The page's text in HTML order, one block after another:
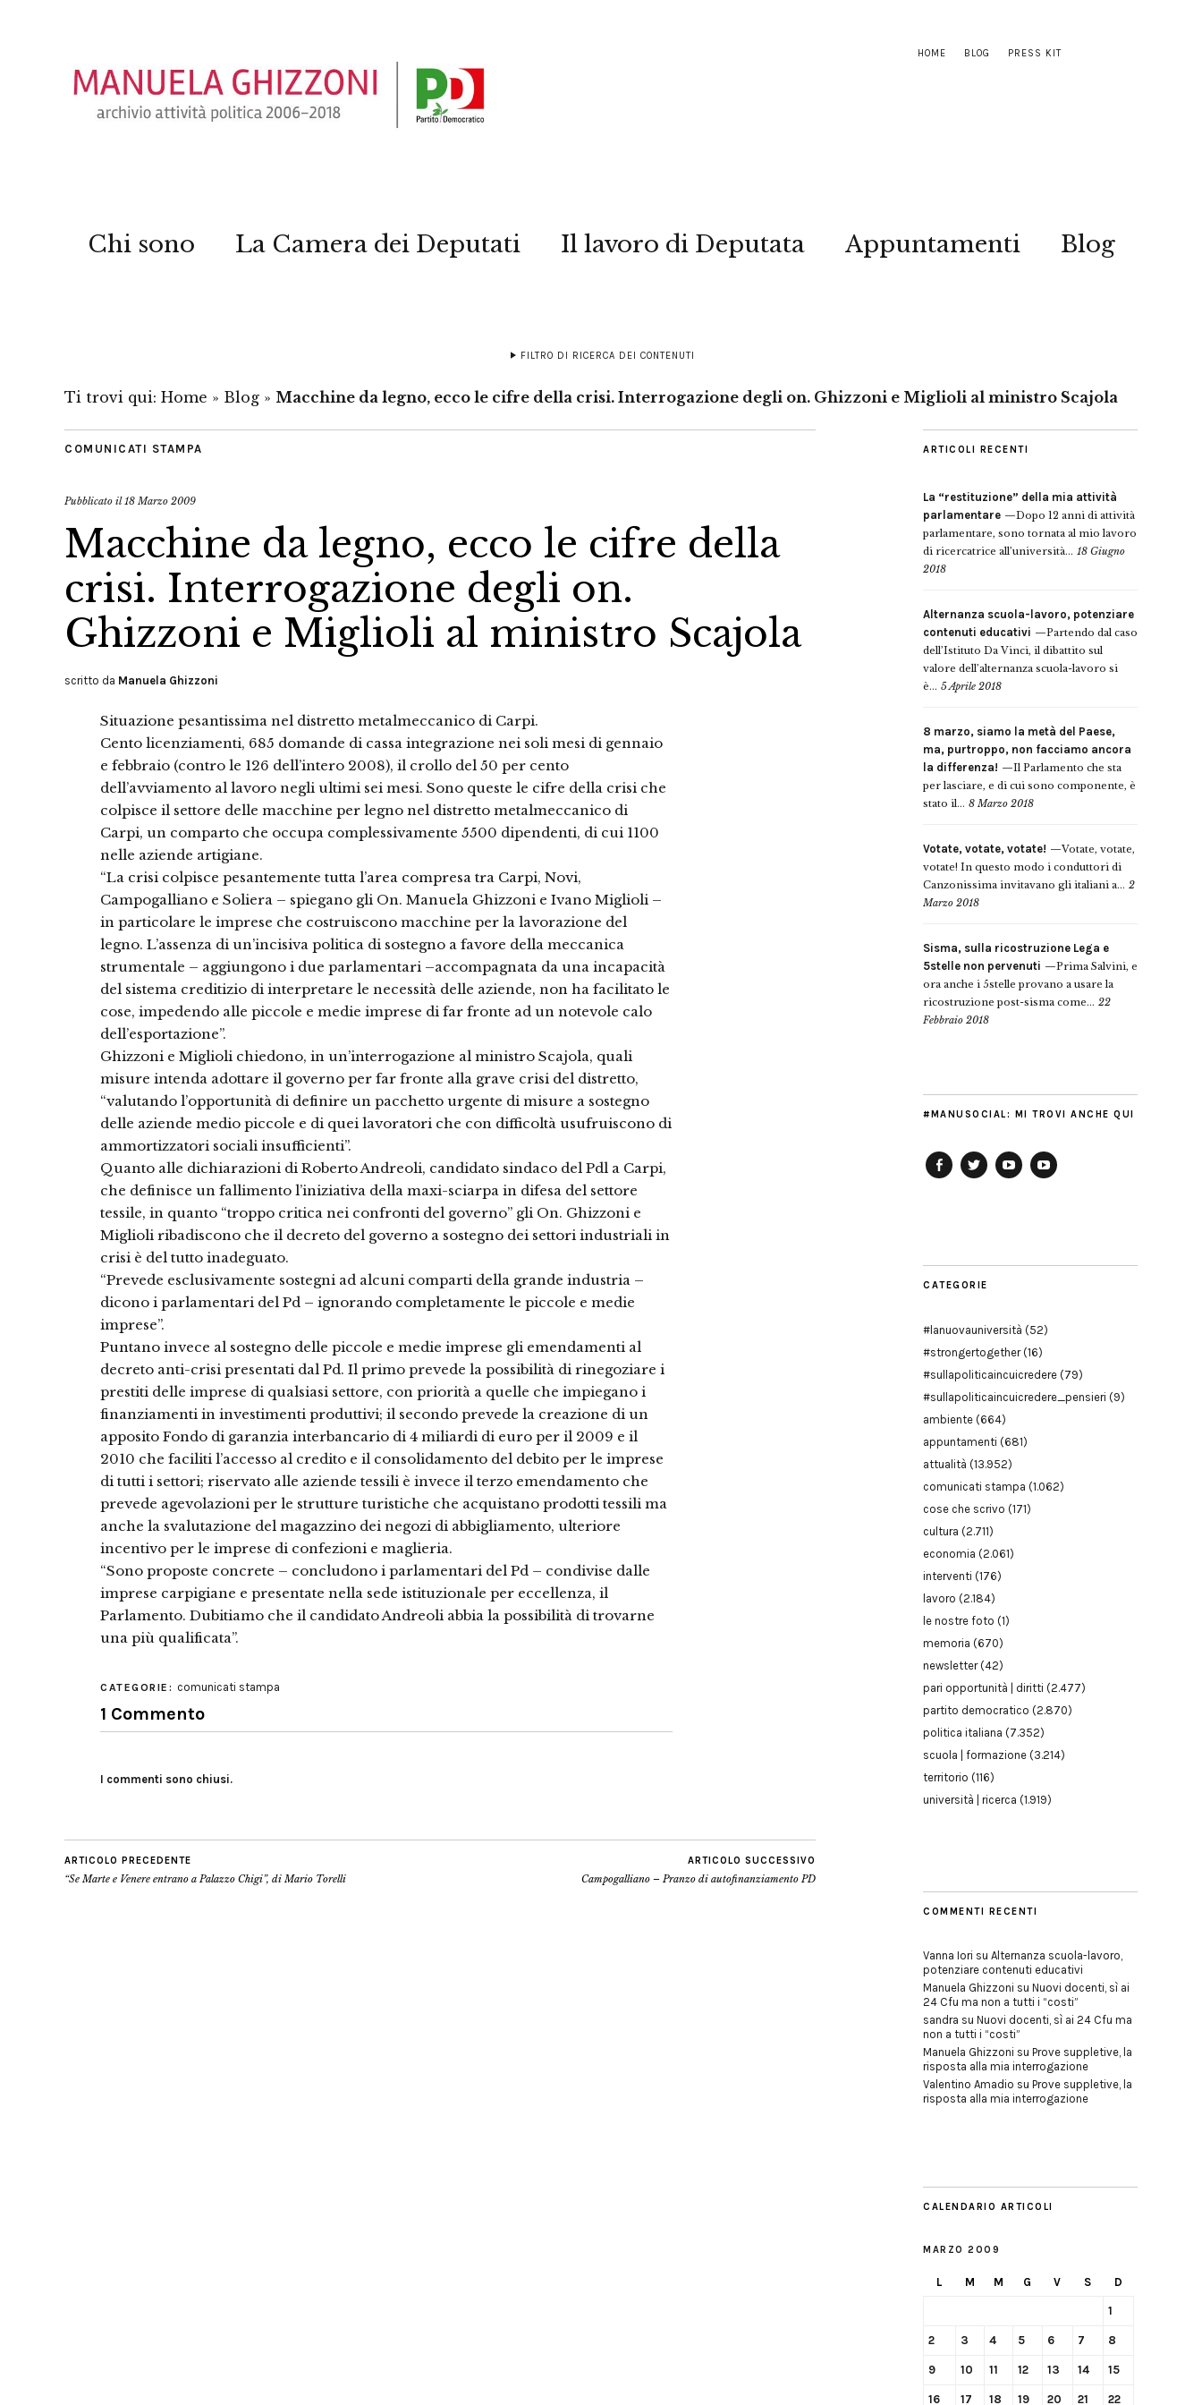
HOME BLOG PRESS KIT
Chi sono La Camera dei Deputati Il lavoro di Deputata Appuntamenti Blog
FILTRO DI RICERCA DEI CONTENUTI
Ti trovi qui: Home » Blog » Macchine da legno, ecco le cifre della crisi. Interrogazione degli on. Ghizzoni e Miglioli al ministro Scajola
COMUNICATI STAMPA
Pubblicato il18 Marzo 2009
Macchine da legno, ecco le cifre della
crisi. Interrogazione degli on.
Ghizzoni e Miglioli al ministro Scajola
scritto da Manuela Ghizzoni
Situazione pesantissima nel distretto metalmeccanico di Carpi.
Cento licenziamenti, 685 domande di cassa integrazione nei soli mesi di gennaio
e febbraio (contro le 126 dell’intero 2008), il crollo del 50 per cento
dell’avviamento al lavoro negli ultimi sei mesi. Sono queste le cifre della crisi che
colpisce il settore delle macchine per legno nel distretto metalmeccanico di
Carpi, un comparto che occupa complessivamente 5500 dipendenti, di cui 1100
nelle aziende artigiane.
“La crisi colpisce pesantemente tutta l’area compresa tra Carpi, Novi,
Campogalliano e Soliera – spiegano gli On. Manuela Ghizzoni e Ivano Miglioli –
in particolare le imprese che costruiscono macchine per la lavorazione del
legno. L’assenza di un’incisiva politica di sostegno a favore della meccanica
strumentale – aggiungono i due parlamentari –accompagnata da una incapacità
del sistema creditizio di interpretare le necessità delle aziende, non ha facilitato le
cose, impedendo alle piccole e medie imprese di far fronte ad un notevole calo
dell’esportazione”.
Ghizzoni e Miglioli chiedono, in un’interrogazione al ministro Scajola, quali
misure intenda adottare il governo per far fronte alla grave crisi del distretto,
“valutando l’opportunità di definire un pacchetto urgente di misure a sostegno
delle aziende medio piccole e di quei lavoratori che con difficoltà usufruiscono di
ammortizzatori sociali insufficienti”.
Quanto alle dichiarazioni di Roberto Andreoli, candidato sindaco del Pdl a Carpi,
che definisce un fallimento l’iniziativa della maxi-sciarpa in difesa del settore
tessile, in quanto “troppo critica nei confronti del governo” gli On. Ghizzoni e
Miglioli ribadiscono che il decreto del governo a sostegno dei settori industriali in
crisi è del tutto inadeguato.
“Prevede esclusivamente sostegni ad alcuni comparti della grande industria –
dicono i parlamentari del Pd – ignorando completamente le piccole e medie
imprese”.
Puntano invece al sostegno delle piccole e medie imprese gli emendamenti al
decreto anti-crisi presentati dal Pd. Il primo prevede la possibilità di rinegoziare i
prestiti delle imprese di qualsiasi settore, con priorità a quelle che impiegano i
finanziamenti in investimenti produttivi; il secondo prevede la creazione di un
apposito Fondo di garanzia interbancario di 4 miliardi di euro per il 2009 e il
2010 che faciliti l’accesso al credito e il consolidamento del debito per le imprese
di tutti i settori; riservato alle aziende tessili è invece il terzo emendamento che
prevede agevolazioni per le strutture turistiche che acquistano prodotti tessili ma
anche la svalutazione del magazzino dei negozi di abbigliamento, ulteriore
incentivo per le imprese di confezioni e maglieria.
“Sono proposte concrete – concludono i parlamentari del Pd – condivise dalle
imprese carpigiane e presentate nella sede istituzionale per eccellenza, il
Parlamento. Dubitiamo che il candidato Andreoli abbia la possibilità di trovarne
una più qualificata”.
CATEGORIE: comunicati stampa
1 Commento
I commenti sono chiusi.
ARTICOLO PRECEDENTE
“Se Marte e Venere entrano a Palazzo Chigi”, di Mario Torelli
ARTICOLO SUCCESSIVO
Campogalliano – Pranzo di autofinanziamento PD
ARTICOLI RECENTI
La “restituzione” della mia attività
parlamentare
Dopo 12 anni di attività
parlamentare, sono tornata al mio lavoro
di ricercatrice all’università... 18 Giugno
2018
Alternanza scuola-lavoro, potenziare
contenuti educativi
Partendo dal caso
dell’Istituto Da Vinci, il dibattito sul
valore dell’alternanza scuola-lavoro si
è... 5 Aprile 2018
8 marzo, siamo la metà del Paese,
ma, purtroppo, non facciamo ancora
la differenza!
Il Parlamento che sta
per lasciare, e di cui sono componente, è
stato il... 8 Marzo 2018
Votate, votate, votate!
Votate, votate,
votate! In questo modo i conduttori di
Canzonissima invitavano gli italiani a... 2
Marzo 2018
Sisma, sulla ricostruzione Lega e
5stelle non pervenuti
Prima Salvini, e
ora anche i 5stelle provano a usare la
ricostruzione post-sisma come... 22
Febbraio 2018
#MANUSOCIAL: MI TROVI ANCHE QUI
CATEGORIE
#lanuovauniversità (52)
#strongertogether(16)
#sullapoliticaincuicredere (79)
#sullapoliticaincuicredere_pensieri (9)
ambiente (664)
appuntamenti (681)
attualità (13.952)
comunicati stampa (1.062)
cose che scrivo (171)
cultura (2.711)
economia (2.061)
interventi (176)
lavoro (2.184)
le nostre foto (1)
memoria (670)
newsletter(42)
pari opportunità | diritti (2.477)
partito democratico (2.870)
politica italiana (7.352)
scuola | formazione (3.214)
territorio (116)
università | ricerca (1.919)
COMMENTI RECENTI
Vanna Iori su Alternanza scuola-lavoro,
potenziare contenuti educativi
Manuela Ghizzoni su Nuovi docenti, sì ai
24 Cfu ma non a tutti i “costi”
sandra su Nuovi docenti, sì ai 24 Cfu ma
non a tutti i “costi”
Manuela Ghizzoni su Prove suppletive, la
risposta alla mia interrogazione
Valentino Amadio su Prove suppletive, la
risposta alla mia interrogazione
CALENDARIO ARTICOLI
MARZO 2009
L M M G V S D
1
2 3 4 5 6 7 8
9 10 11 12 13 14 15
16 17 18 19 20 21 22